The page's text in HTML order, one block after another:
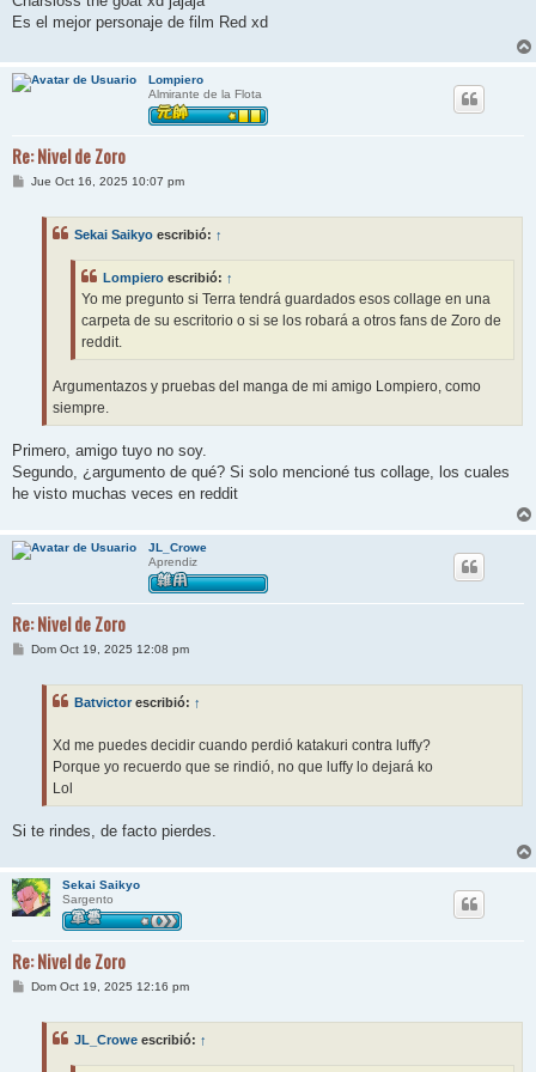
a
Es el mejor personaje de film Red xd
Lompiero
Almirante de la Flota
Re: Nivel de Zoro
M
Jue Oct 16, 2025 10:07 pm
Sekai Saikyo escribió: ↑
Lompiero escribió: ↑
Yo me pregunto si Terra tendrá guardados esos collage en una
carpeta de su escritorio o si se los robará a otros fans de Zoro de
reddit.
Argumentazos y pruebas del manga de mi amigo Lompiero, como
siempre.
Primero, amigo tuyo no soy.
Segundo, ¿argumento de qué? Si solo mencioné tus collage, los cuales
he visto muchas veces en reddit
JL_Crowe
Aprendiz
Re: Nivel de Zoro
MDom Oct 19, 2025 12:08 pm
Batvictor escribió: ↑
Xd me puedes decidir cuando perdió katakuri contra luffy?
Porque yo recuerdo que se rindió, no que luffy lo dejará ko
Lol
Si te rindes, de facto pierdes.
Sekai Saikyo
Sargento
Re: Nivel de Zoro
MDom Oct 19, 2025 12:16 pm
JL_Crowe escribió: ↑